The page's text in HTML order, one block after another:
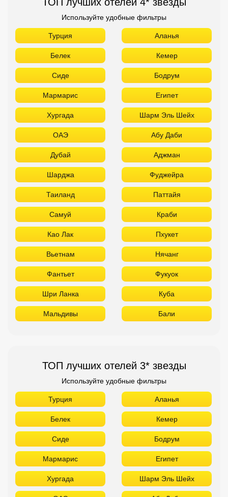
Используйте удобные фильтры
Турция Аланья
Белек Кемер
Сиде Бодрум
Мармарис Египет
Хургада Шарм Эль Шейх
ОАЭ Абу Даби
Дубай Аджман
Шарджа Фуджейра
Таиланд Паттайя
Самуй Краби
Као Лак Пхукет
Вьетнам Нячанг
Фантьет Фукуок
Шри Ланка Куба
Мальдивы Бали
ТОП лучших отелей 3* звезды
Используйте удобные фильтры
Турция Аланья
Белек Кемер
Сиде Бодрум
Мармарис Египет
Хургада Шарм Эль Шейх